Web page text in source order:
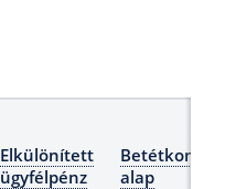
Elkülönített
ügyfélpénz
alap